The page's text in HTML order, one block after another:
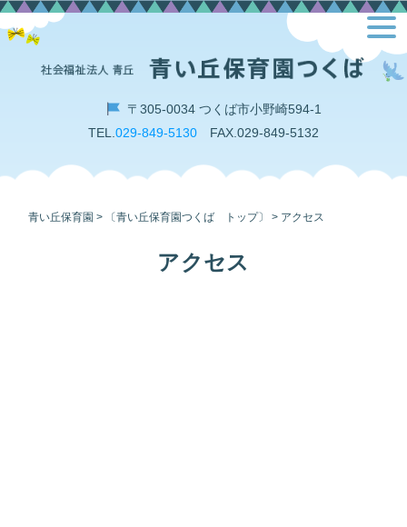
Skip
to
〒305-0034 つくば市小野崎594-1
TEL. 029-849-5130 FAX.029-849-5132
青い丘保育園 > 〔青い丘保育園つくば トップ〕 > アクセス
アクセス